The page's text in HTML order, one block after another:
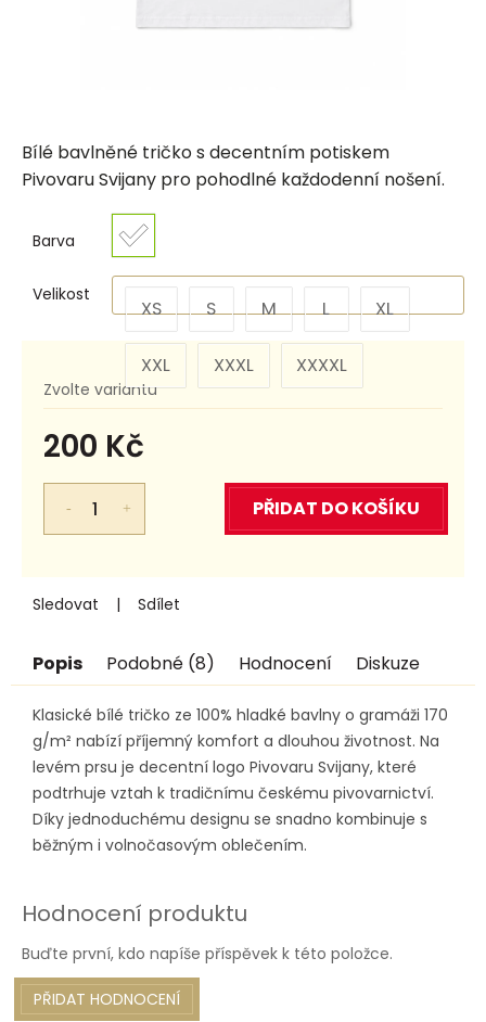
Bílé bavlněné tričko s decentním potiskem
Pivovaru Svijany pro pohodlné každodenní nošení.
Zvolte variantu
200 Kč
Měrná
cena:
PŘIDAT DO KOŠÍKU
Barva
Velikost
XS S M L XL
XXL XXXL XXXXL
Sledovat Sdílet
Popis Podobné (8) Hodnocení Diskuze
Klasické bílé tričko ze 100% hladké bavlny o gramáži 170
g/m² nabízí příjemný komfort a dlouhou životnost. Na
levém prsu je decentní logo Pivovaru Svijany, které
podtrhuje vztah k tradičnímu českému pivovarnictví.
Díky jednoduchému designu se snadno kombinuje s
běžným i volnočasovým oblečením.
Hodnocení produktu
Buďte první, kdo napíše příspěvek k této položce.
PŘIDAT HODNOCENÍ